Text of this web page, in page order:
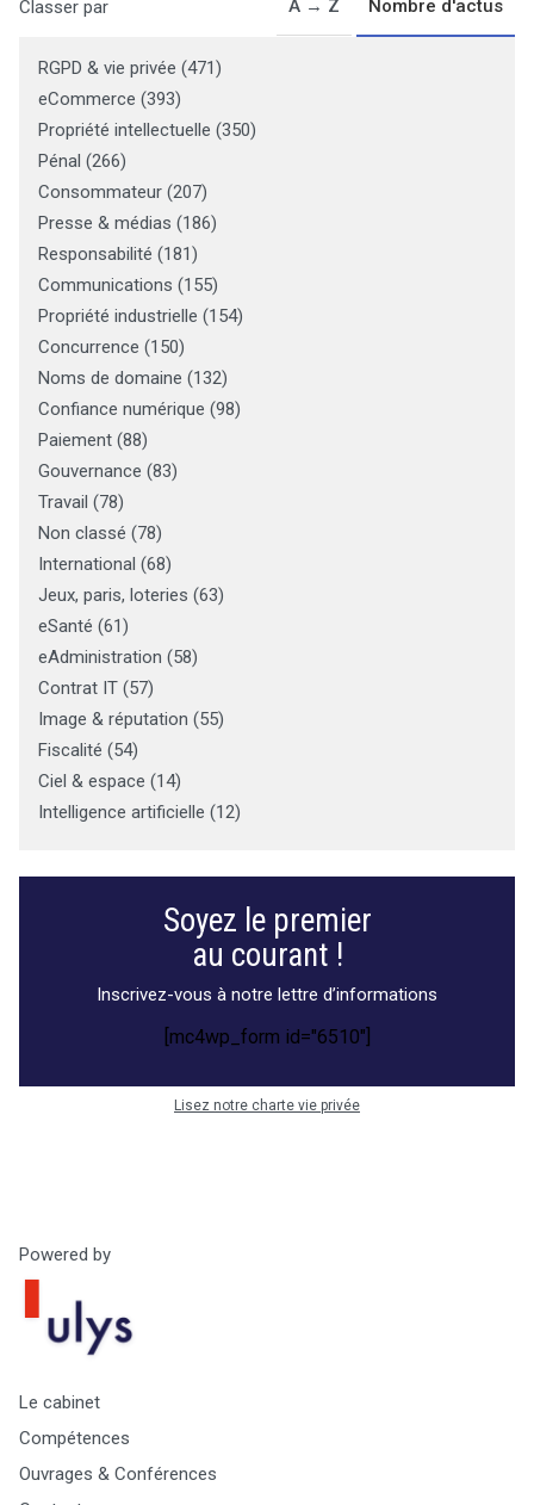
Classer par A → Z Nombre d'actus
RGPD & vie privée (471)
Image & réputation (55)
eSanté (61)
Presse & médias (186)
eCommerce (393)
Consommateur (207)
Responsabilité (181)
Propriété intellectuelle (350)
Propriété industrielle (154)
Pénal (266)
Travail (78)
Concurrence (150)
Contrat IT (57)
Paiement (88)
Intelligence artificielle (12)
Noms de domaine (132)
Communications (155)
Confiance numérique (98)
eAdministration (58)
International (68)
Gouvernance (83)
Fiscalité (54)
Jeux, paris, loteries (63)
Ciel & espace (14)
Non classé (78)
Soyez le premier
au courant !
Inscrivez-vous à notre lettre d’informations
[mc4wp_form id="6510"]
Lisez notre charte vie privée
Powered by
Le cabinet
Compétences
Ouvrages & Conférences